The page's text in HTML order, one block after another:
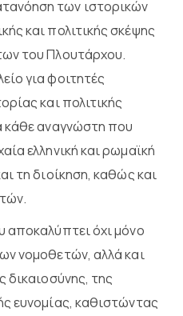
των ιστορικών
και πολιτικής σκέψης
του Πλουτάρχου.
για φοιτητές
και πολιτικής
κάθε αναγνώστη που
ελληνική και ρωμαϊκή
τη διοίκηση, καθώς και
αποκαλύπτει όχι μόνο
νομοθετών, αλλά και
δικαιοσύνης, της
ευνομίας, καθιστώντας